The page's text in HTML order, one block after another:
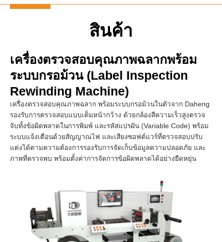
สินค้า
เครื่องตรวจสอบคุณภาพฉลากพร้อม
ระบบกรอม้วน (Label Inspection
Rewinding Machine)
เครื่องตรวจสอบคุณภาพฉลาก พร้อมระบบกรอม้วนในตัวจาก Daheng
รองรับการตรวจสอบแบบเต็มหน้ากว้าง ด้วยกล้องสีความเร็วสูงตรวจ
จับทั้งข้อผิดพลาดในการพิมพ์ และรหัสแปรผัน (Variable Code) พร้อม
ระบบแจ้งเตือนด้วยสัญญาณไฟ และเสียงซอฟต์แวร์ที่ตรวจสอบปรับ
แต่งได้ตามความต้องการรองรับการจัดเก็บข้อมูลความปลอดภัย และ
ภาพที่ตรวจพบ พร้อมตั้งค่าการจัดการข้อผิดพลาดได้อย่างยืดหยุ่น